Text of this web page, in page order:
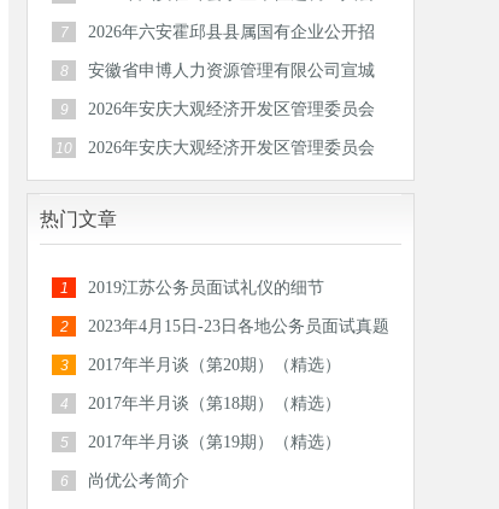
告
7
2026年六安霍邱县县属国有企业公开招
聘工作
8
安徽省申博人力资源管理有限公司宣城
分公司
9
2026年安庆大观经济开发区管理委员会
公开招
10
2026年安庆大观经济开发区管理委员会
公开招
热门文章
1 2019江苏公务员面试礼仪的细节
2
2023年4月15日-23日各地公务员面试真题
汇总
3 2017年半月谈（第20期）（精选）
4 2017年半月谈（第18期）（精选）
5 2017年半月谈（第19期）（精选）
6 尚优公考简介